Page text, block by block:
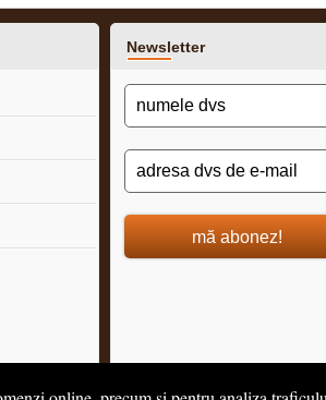
Newsletter
mă abonez!